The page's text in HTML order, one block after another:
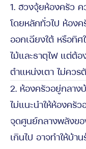
1. ฮวงจุ้ยห้องครัว
โดยหลักทั่วไป ห้อง
ออกเฉียงใต้ หรือทิ
ไม้และธาตุไฟ แต่ต้
ตำแหน่งเตา ไม่คว
2. ห้องครัวอยู่กลาง
ไม่แนะนำให้ห้องครั
จุดศูนย์กลางพลังขอ
เกินไป อาจทำให้บ้า